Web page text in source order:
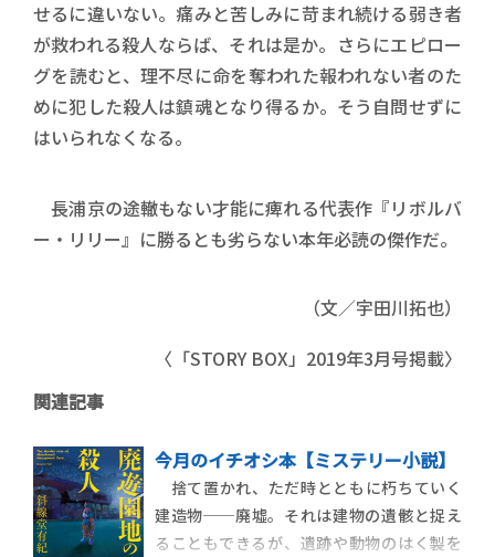
せるに違いない。痛みと苦しみに苛まれ続ける弱き者
が救われる殺人ならば、それは是か。さらにエピロー
グを読むと、理不尽に命を奪われた報われない者のた
めに犯した殺人は鎮魂となり得るか。そう自問せずに
はいられなくなる。
長浦京の途轍もない才能に痺れる代表作『リボルバ
ー・リリー』に勝るとも劣らない本年必読の傑作だ。
（文／宇田川拓也）
〈「STORY BOX」2019年3月号掲載〉
関連記事
今月のイチオシ本【ミステリー小説】
捨て置かれ、ただ時とともに朽ちていく
建造物──廃墟。それは建物の遺骸と捉え
ることもできるが、遺跡や動物のはく製を